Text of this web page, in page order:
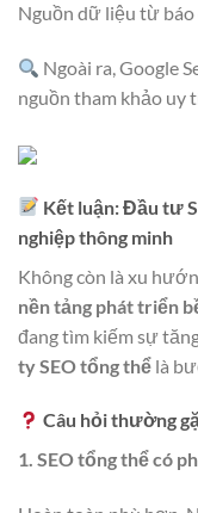
Nguồn dữ liệu từ báo
Ngoài ra, Google
nguồn tham khảo uy
Kết luận: Đầu tư
nghiệp thông minh
Không còn là xu
nền tảng phát triển
đang tìm kiếm sự
ty SEO tổng thể là
Câu hỏi thường
1. SEO tổng thể có